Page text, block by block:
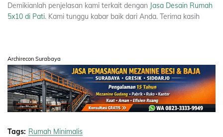
Demikianlah penjelasan kami terkait dengan Jasa Desain Rumah
5x10 di Pati. Kami tunggu kabar baik dari Anda. Terima kasih
Archirecon Surabaya
Tags: Rumah Minimalis